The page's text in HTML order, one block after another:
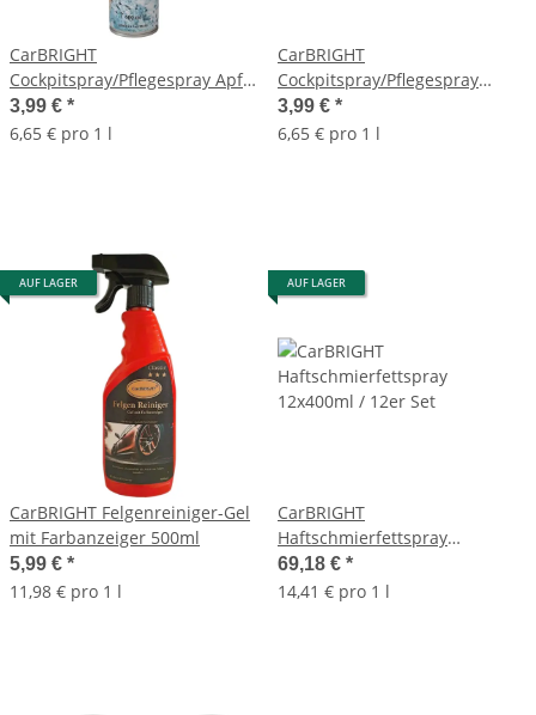
CarBRIGHT
Cockpitspray/Pflegespray Apfel
600ml
3,99 € *
6,65 € pro 1 l
CarBRIGHT
Cockpitspray/Pflegespray
Fresh 600ml
3,99 € *
6,65 € pro 1 l
AUF LAGER
CarBRIGHT Felgenreiniger-Gel
mit Farbanzeiger 500ml
5,99 € *
11,98 € pro 1 l
AUF LAGER
CarBRIGHT
Haftschmierfettspray
12x400ml / 12er Set
69,18 € *
14,41 € pro 1 l